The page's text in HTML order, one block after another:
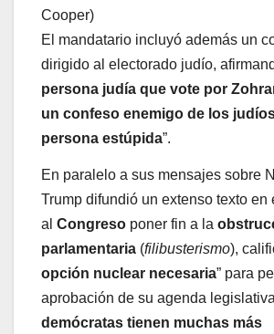
Cooper)
El mandatario incluyó además un
dirigido al electorado judío,
persona judía que vote por
un confeso enemigo de los
persona estúpida”.
En paralelo a sus mensajes sobre
Trump difundió un extenso texto en
al Congreso poner fin a la
parlamentaria (filibusterismo),
opción nuclear necesaria” para
aprobación de su agenda
demócratas tienen muchas más